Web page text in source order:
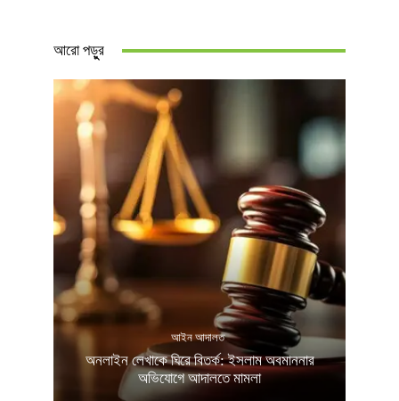
আরো পড়ুুর
আইন আদালত
অনলাইন লেখাকে ঘিরে বিতর্ক: ইসলাম অবমাননার
অভিযোগে আদালতে মামলা